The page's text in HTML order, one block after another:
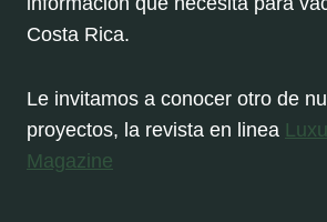
Costa Rica.
Le invitamos a conocer otro de
proyectos, la revista en linea
Magazine